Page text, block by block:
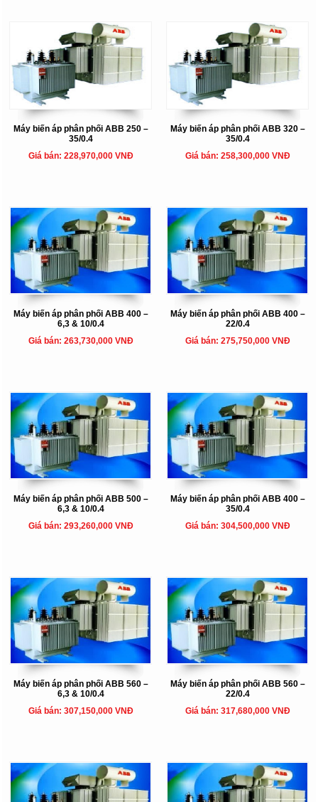
Máy biến áp phân phối ABB 250 –
35/0.4
Giá bán: 228,970,000 VNĐ
Máy biến áp phân phối ABB 320 –
35/0.4
Giá bán: 258,300,000 VNĐ
Máy biến áp phân phối ABB 400 –
6,3 & 10/0.4
Giá bán: 263,730,000 VNĐ
Máy biến áp phân phối ABB 400 –
22/0.4
Giá bán: 275,750,000 VNĐ
Máy biến áp phân phối ABB 500 –
6,3 & 10/0.4
Giá bán: 293,260,000 VNĐ
Máy biến áp phân phối ABB 400 –
35/0.4
Giá bán: 304,500,000 VNĐ
Máy biến áp phân phối ABB 560 –
6,3 & 10/0.4
Giá bán: 307,150,000 VNĐ
Máy biến áp phân phối ABB 560 –
22/0.4
Giá bán: 317,680,000 VNĐ